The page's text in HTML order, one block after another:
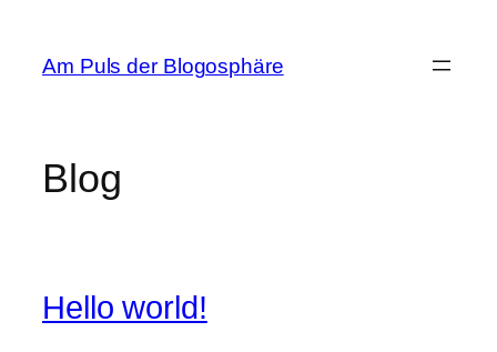
springen
Am Puls der Blogosphäre
Blog
Hello world!